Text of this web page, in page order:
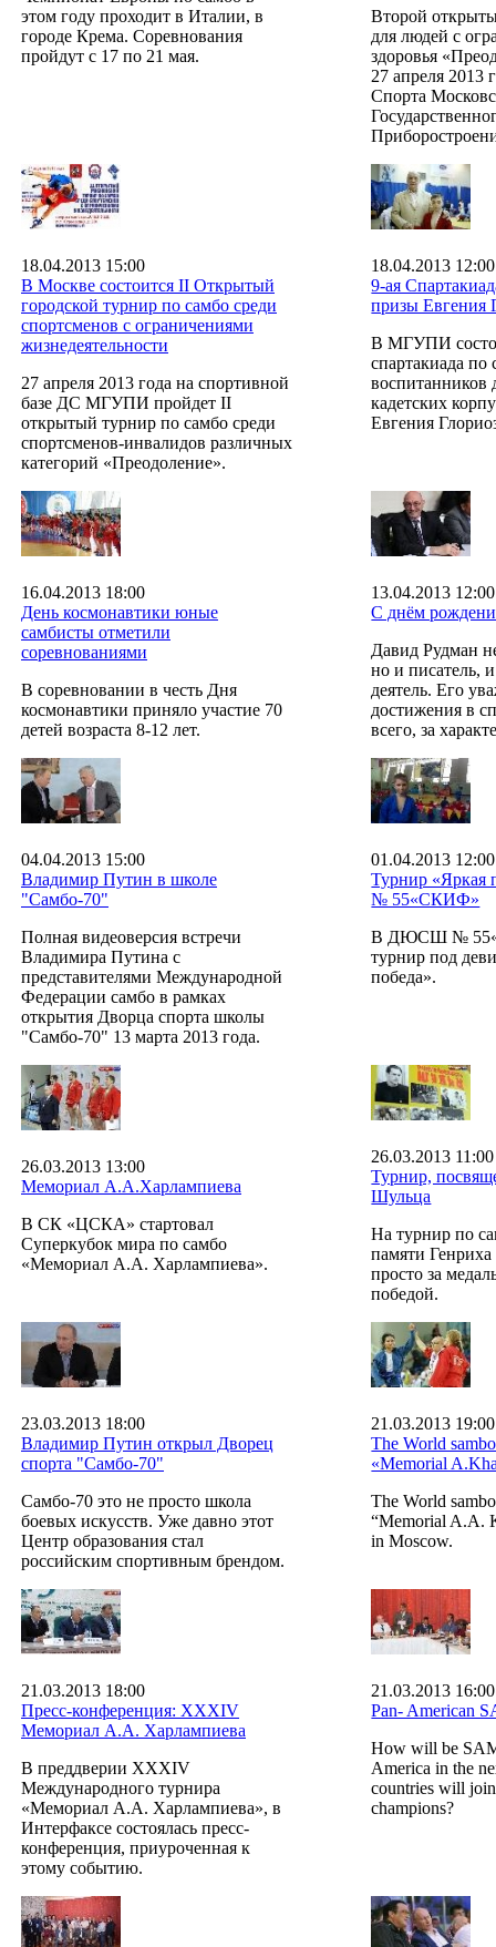
этом году проходит в Италии, в
городе Крема. Соревнования
пройдут с 17 по 21 мая.
Второй
для людей с
здоровья
27 апреля 2013
Спорта
18.04.2013 15:00
В Москве состоится II Открытый
городской турнир по самбо среди
спортсменов с ограничениями
жизнедеятельности
27 апреля 2013 года на спортивной
базе ДС МГУПИ пройдет II
открытый турнир по самбо среди
спортсменов-инвалидов различных
категорий «Преодоление».
18.04.2013 12:00
9-ая
призы Евгения
В МГУПИ
спартакиада по
воспитанников
кадетских
Евгения
16.04.2013 18:00
День космонавтики юные
самбисты отметили
соревнованиями
В соревновании в честь Дня
космонавтики приняло участие 70
детей возраста 8-12 лет.
13.04.2013 12:00
С днём
Давид Рудман
но и писатель,
деятель. Его
достижения в
всего, за
04.04.2013 15:00
Владимир Путин в школе
"Самбо-70"
Полная видеоверсия встречи
Владимира Путина с
представителями Международной
Федерации самбо в рамках
открытия Дворца спорта школы
"Самбо-70" 13 марта 2013 года.
01.04.2013 12:00
Турнир
№ 55«СКИФ»
В ДЮСШ №
турнир под
победа».
26.03.2013 13:00
Мемориал А.А.Харлампиева
В СК «ЦСКА» стартовал
Суперкубок мира по самбо
«Мемориал А.А. Харлампиева».
26.03.2013 11:00
Турнир,
Шульца
На турнир по
памяти
просто за
победой.
23.03.2013 18:00
Владимир Путин открыл Дворец
спорта "Самбо-70"
Самбо-70 это не просто школа
боевых искусств. Уже давно этот
Центр образования стал
российским спортивным брендом.
21.03.2013 19:00
The World
«Memorial
The World
“Memorial A.A.
in Moscow.
21.03.2013 18:00
Пресс-конференция: XXXIV
Мемориал А.А. Харлампиева
В преддверии XXXIV
Международного турнира
«Мемориал А.А. Харлампиева», в
Интерфаксе состоялась пресс-
конференция, приуроченная к
этому событию.
21.03.2013 16:00
Pan- American
How will be
America in the
countries will
champions?